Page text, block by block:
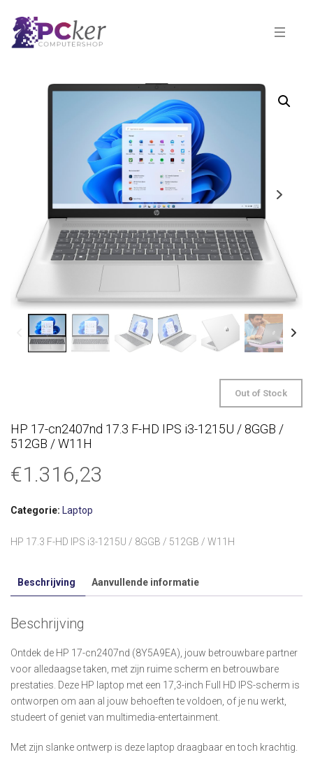
Out of Stock
HP 17-cn2407nd 17.3 F-HD IPS i3-1215U / 8GGB /
512GB / W11H
€1.316,23
Categorie: Laptop
HP 17.3 F-HD IPS i3-1215U / 8GGB / 512GB / W11H
Beschrijving Aanvullende informatie
Beschrijving
Ontdek de HP 17-cn2407nd (8Y5A9EA), jouw betrouwbare partner
voor alledaagse taken, met zijn ruime scherm en betrouwbare
prestaties. Deze HP laptop met een 17,3-inch Full HD IPS-scherm is
ontworpen om aan al jouw behoeften te voldoen, of je nu werkt,
studeert of geniet van multimedia-entertainment.
Met zijn slanke ontwerp is deze laptop draagbaar en toch krachtig.